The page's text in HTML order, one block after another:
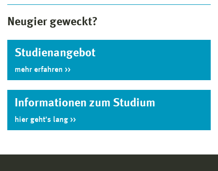
Neugier geweckt?
Studienangebot
mehr erfahren
Informationen zum Studium
hier geht's lang